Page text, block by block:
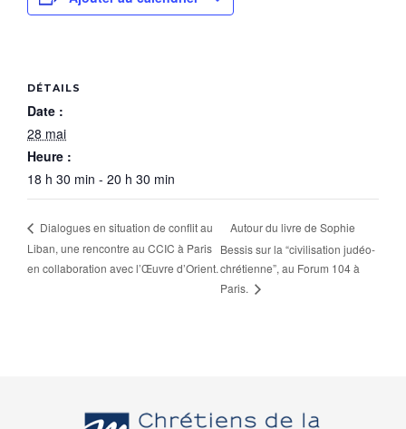
DÉTAILS
Date :
28 mai
Heure :
18 h 30 min - 20 h 30 min
Dialogues en situation de conflit au
Liban, une rencontre au CCIC à Paris
en collaboration avec l’Œuvre d’Orient.
Autour du livre de Sophie
Bessis sur la “civilisation judéo-
chrétienne”, au Forum 104 à
Paris.